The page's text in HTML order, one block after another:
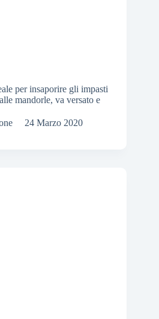
per insaporire gli impasti
mandorle, va versato e
24 Marzo 2020